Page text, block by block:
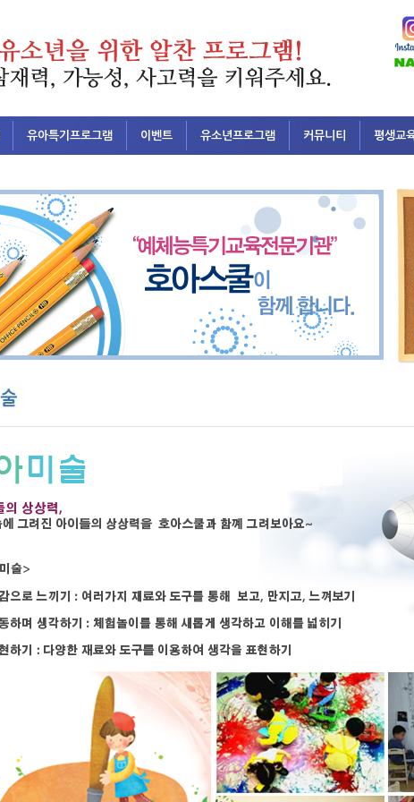
유아특기프로그램 이벤트 유소년프로그램 커뮤니티 평생교